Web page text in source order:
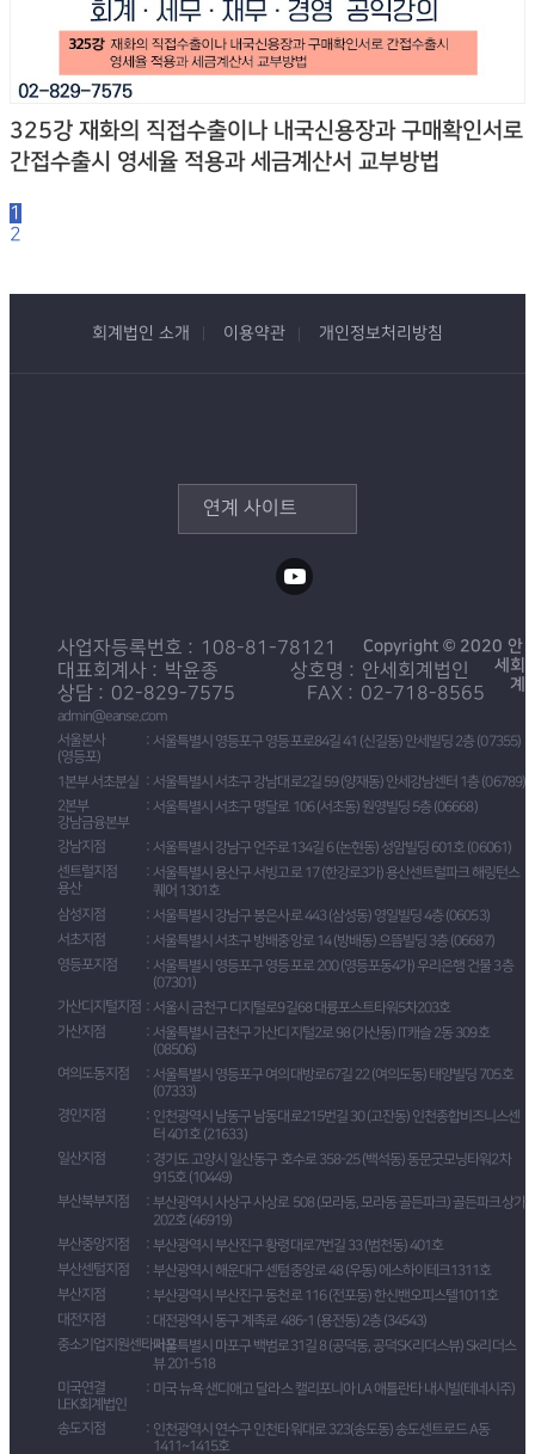
325강 재화의 직접수출이나 내국신용장과 구매확인서로
간접수출시 영세율 적용과 세금계산서 교부방법
1
2
회계법인 소개 이용약관 개인정보처리방침
연계 사이트
사업자등록번호
108-81-78121
대표회계사
박윤종 상호명
안세회계법인
상담
02-829-7575 FAX 02-718-8565
admin@eanse.com
서울본사
(영등포)
서울특별시 영등포구 영등포로84길 41 (신길동) 안세빌딩 2층 (07355)
1본부 서초분실
서울특별시 서초구 강남대로2길 59 (양재동) 안세강남센터 1층 (06789)
2본부
강남금융본부
서울특별시 서초구 명달로 106 (서초동) 원영빌딩 5층 (06668)
강남지점
서울특별시 강남구 언주로134길 6 (논현동) 성암빌딩 601호 (06061)
센트럴지점
용산
서울특별시 용산구 서빙고로 17 (한강로3가) 용산센트럴파크 해링턴스
퀘어 1301호
삼성지점
서울특별시 강남구 봉은사로 443 (삼성동) 영일빌딩 4층 (06053)
서초지점
서울특별시 서초구 방배중앙로 14 (방배동) 으뜸빌딩 3층 (06687)
영등포지점
서울특별시 영등포구 영등포로 200 (영등포동4가) 우리은행 건물 3층
(07301)
가산디지털지점
서울시 금천구 디지털로9길68 대륭포스트타워5차203호
가산지점
서울특별시 금천구 가산디지털2로 98 (가산동) IT캐슬 2동 309호
(08506)
여의도동지점
서울특별시 영등포구 여의대방로67길 22 (여의도동) 태양빌딩 705호
(07333)
경인지점
인천광역시 남동구 남동대로215번길 30 (고잔동) 인천종합비즈니스센
터 401호 (21633)
일산지점
경기도 고양시 일산동구 호수로 358-25 (백석동) 동문굿모닝타워2차
915호 (10449)
부산북부지점
부산광역시 사상구 사상로 508 (모라동, 모라동 골든파크) 골든파크상가
202호 (46919)
부산중앙지점
부산광역시 부산진구 황령대로7번길 33 (범천동) 401호
부산센텀지점
부산광역시 해운대구 센텀중앙로 48 (우동) 에스하이테크1311호
부산지점
부산광역시 부산진구 동천로 116 (전포동) 한신밴오피스텔1011호
대전지점
대전광역시 동구 계족로 486-1 (용전동) 2층 (34543)
중소기업지원센타마포서울특별시 마포구 백범로31길 8 (공덕동, 공덕SK리더스뷰) Sk리더스
뷰 201-518
미국연결
LEK회계법인
미국 뉴욕 샌디애고 달라스 캘리포니아 LA 애틀란타 내시빌(테네시주)
송도지점
인천광역시 연수구 인천타워대로 323(송도동) 송도센트로드 A동
1411~1415호
Copyright © 2020 안
세회
계